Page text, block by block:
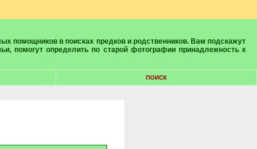
помогут определить по старой фотографии принадлежность к
ПОИСК